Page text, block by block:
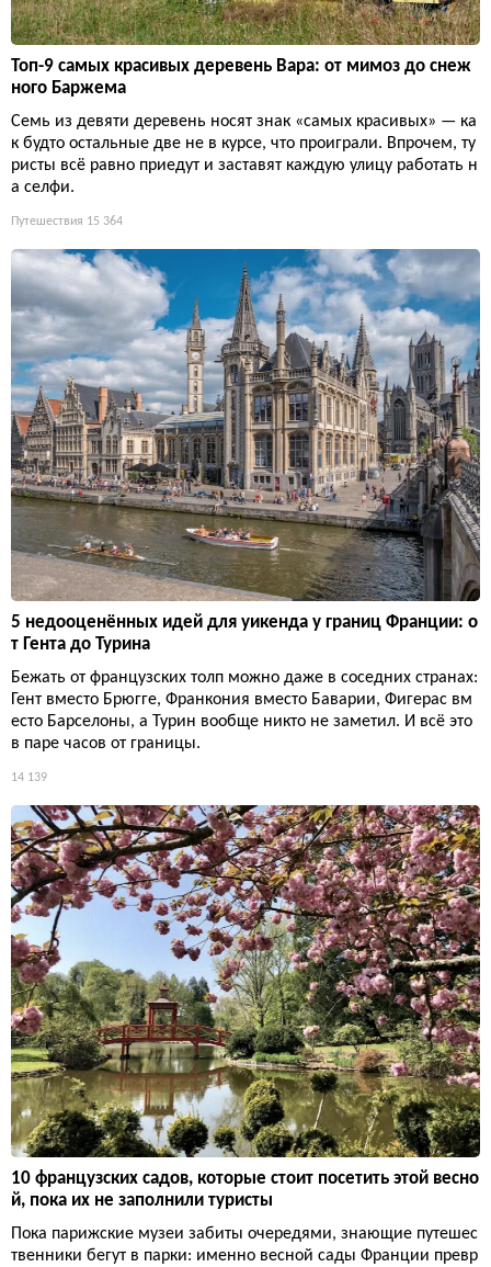
Топ-9 самых красивых деревень Вара: от мимоз до снеж
ного Баржема
Семь из девяти деревень носят знак «самых красивых» — ка
к будто остальные две не в курсе, что проиграли. Впрочем, ту
ристы всё равно приедут и заставят каждую улицу работать н
а селфи.
Путешествия 15 364
5 недооценённых идей для уикенда у границ Франции: о
т Гента до Турина
Бежать от французских толп можно даже в соседних странах:
Гент вместо Брюгге, Франкония вместо Баварии, Фигерас вм
есто Барселоны, а Турин вообще никто не заметил. И всё это
в паре часов от границы.
14 139
10 французских садов, которые стоит посетить этой весно
й, пока их не заполнили туристы
Пока парижские музеи забиты очередями, знающие путешес
твенники бегут в парки: именно весной сады Франции превр